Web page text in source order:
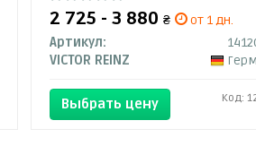
2 725 - 3 880₴
от 1 дн.
Артикул:
VICTOR REINZ
Выбрать цену Код: